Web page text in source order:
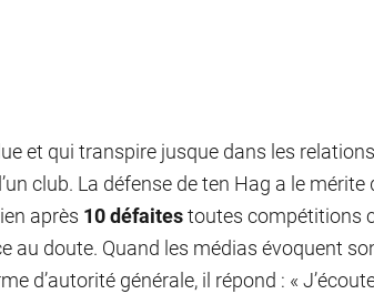
et qui transpire jusque dans les
club. La défense de ten Hag a le mérite
après 10 défaitestoutes compétitions
au doute. Quand les médias évoquent
d’autorité générale, il répond : «